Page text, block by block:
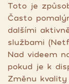
Toto je
Často
dalšími
službami
Nad videem
pokud je k
Změnu